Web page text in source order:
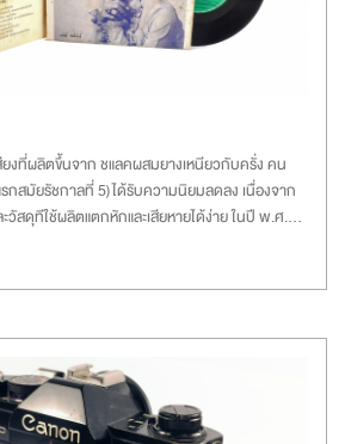
ยงที่ผลิตขึ้นจาก ชแลคผสมยางเหนียวกับครั่ง คน
กสมัยรัชกาลที่ 5) ได้รับความนิยมลดลง เนื่องจาก
วัสดุทีใช้ผลิตแตกหักและเสียหายได้ง่าย ในปี พ.ศ.